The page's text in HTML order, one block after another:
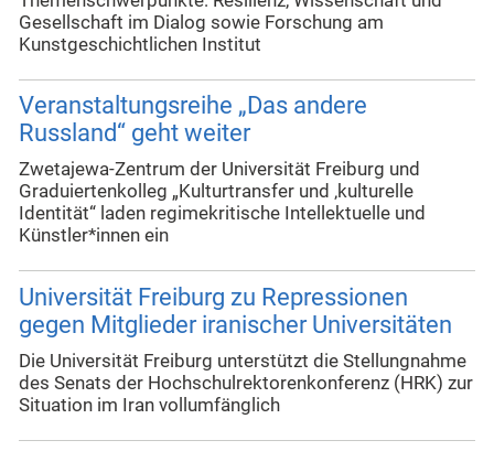
Gesellschaft im Dialog sowie Forschung am
Kunstgeschichtlichen Institut
Veranstaltungsreihe „Das andere
Russland“ geht weiter
Zwetajewa-Zentrum der Universität Freiburg und
Graduiertenkolleg „Kulturtransfer und ‚kulturelle
Identität“ laden regimekritische Intellektuelle und
Künstler*innen ein
Universität Freiburg zu Repressionen
gegen Mitglieder iranischer Universitäten
Die Universität Freiburg unterstützt die Stellungnahme
des Senats der Hochschulrektorenkonferenz (HRK) zur
Situation im Iran vollumfänglich